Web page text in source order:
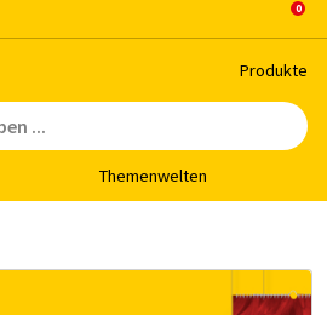
Pro­duk­te
The­men­wel­ten